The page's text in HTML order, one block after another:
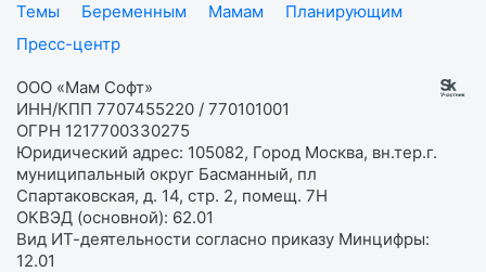
Темы
Беременным Мамам
Планирующим
Пресс-центр
ООО «Мам Софт»
ИНН/КПП 7707455220 / 770101001
ОГРН 1217700330275
Юридический адрес: 105082, Город Москва, вн.тер.г.
муниципальный округ Басманный, пл
Спартаковская, д. 14, стр. 2, помещ. 7Н
ОКВЭД (основной): 62.01
Вид ИТ-деятельности согласно приказу Минцифры:
12.01